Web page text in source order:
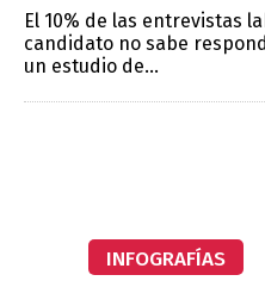
El 10% de las entrevistas
candidato no sabe
un estudio de...
INFOGRAFÍAS